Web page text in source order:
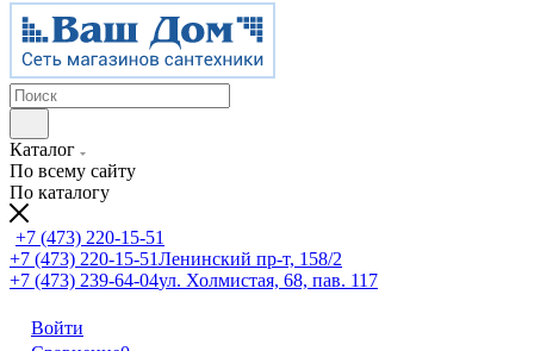
Каталог
По всему сайту
По каталогу
+7 (473) 220-15-51
+7 (473) 220-15-51Ленинский пр-т, 158/2
+7 (473) 239-64-04ул. Холмистая, 68, пав. 117
Войти